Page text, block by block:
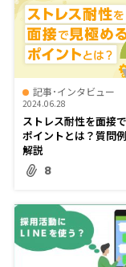
記事･インタビュー
2024.06.28
ストレス耐性を面接
ポイントとは？質問
解説
8